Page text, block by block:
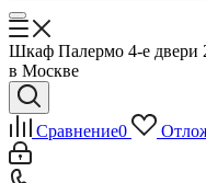
Шкаф Палермо 4-е двери
в Москве
Сравнение0